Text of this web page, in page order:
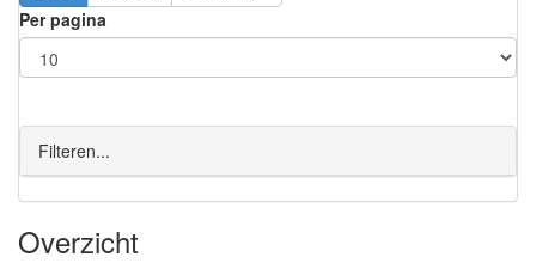
Per pagina
Filteren...
Overzicht